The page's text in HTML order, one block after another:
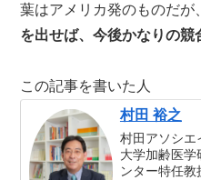
葉はアメリカ発のものだが、
を出せば、今後かなりの競
この記事を書いた人
村田 裕之
村田アソシエ
大学加齢医学
ンター特任教